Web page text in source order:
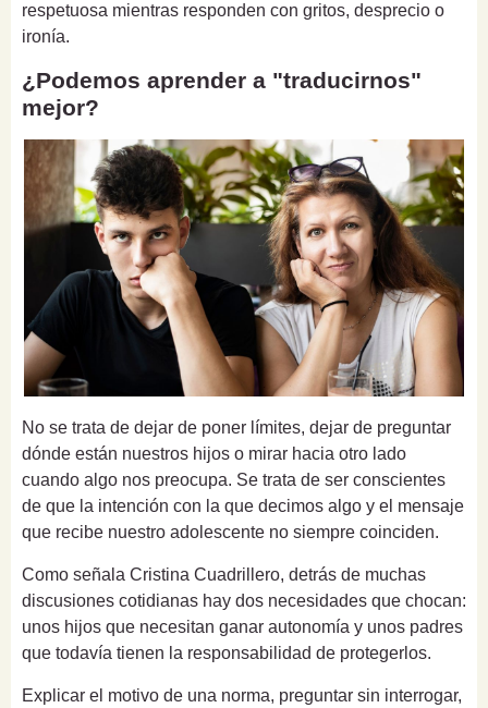
respetuosa mientras responden con gritos, desprecio o
ironía.
¿Podemos aprender a "traducirnos"
mejor?
No se trata de dejar de poner límites, dejar de preguntar
dónde están nuestros hijos o mirar hacia otro lado
cuando algo nos preocupa. Se trata de ser conscientes
de que la intención con la que decimos algo y el mensaje
que recibe nuestro adolescente no siempre coinciden.
Como señala Cristina Cuadrillero, detrás de muchas
discusiones cotidianas hay dos necesidades que chocan:
unos hijos que necesitan ganar autonomía y unos padres
que todavía tienen la responsabilidad de protegerlos.
Explicar el motivo de una norma, preguntar sin interrogar,